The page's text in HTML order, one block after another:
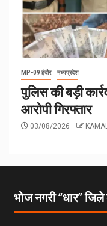
MP-09 इंदौर मध्यप्रदेश
पुलिस की बड़ी
आरोपी गिरफ्तार
03/08/2026
भोज नगरी “धार”